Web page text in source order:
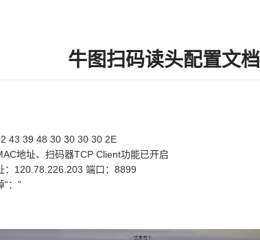
牛图扫码读头配置文档
43 39 48 30 30 30 30 2E
地址、扫码器TCP Client功能已开启
：120.78.226.203 端口：8899
：”